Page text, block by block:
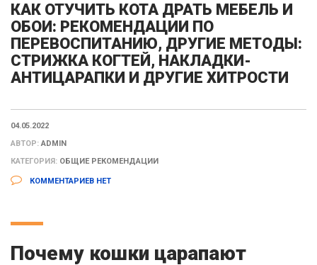
КАК ОТУЧИТЬ КОТА ДРАТЬ МЕБЕЛЬ И
ОБОИ: РЕКОМЕНДАЦИИ ПО
ПЕРЕВОСПИТАНИЮ, ДРУГИЕ МЕТОДЫ:
СТРИЖКА КОГТЕЙ, НАКЛАДКИ-
АНТИЦАРАПКИ И ДРУГИЕ ХИТРОСТИ
04.05.2022
АВТОР:ADMIN
КАТЕГОРИЯ: ОБЩИЕ РЕКОМЕНДАЦИИ
КОММЕНТАРИЕВ НЕТ
Почему кошки царапают